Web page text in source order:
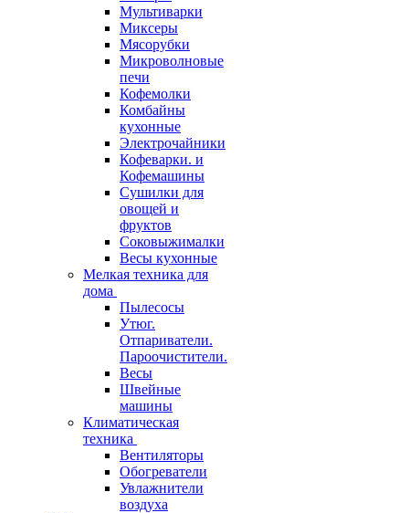
Мультиварки
Миксеры
Мясорубки
Микроволновые
печи
Кофемолки
Комбайны
кухонные
Электрочайники
Кофеварки. и
Кофемашины
Сушилки для
овощей и
фруктов
Соковыжималки
Весы кухонные
Мелкая техника для
дома
Пылесосы
Утюг.
Отпариватели.
Пароочистители.
Весы
Швейные
машины
Климатическая
техника
Вентиляторы
Обогреватели
Увлажнители
воздуха